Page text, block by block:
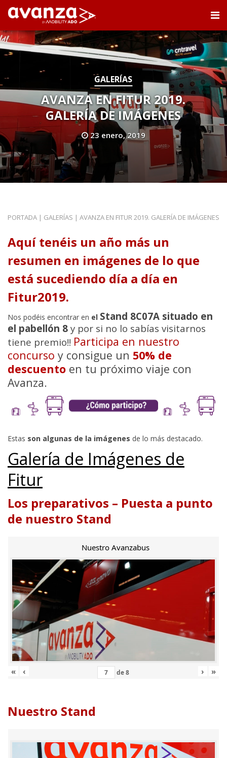
GALERÍAS
AVANZA EN FITUR 2019.
GALERÍA DE IMÁGENES
23 enero, 2019
PORTADA | GALERÍAS | AVANZA EN FITUR 2019. GALERÍA DE IMÁGENES
Aquí tenéis un año más un
resumen en imágenes de lo que
está sucediendo día a día en
Fitur2019.
Nos podéis encontrar en el Stand 8C07A situado en
el pabellón 8 y por si no lo sabías visitarnos
tiene premio!! Participa en nuestro
concurso y consigue un 50% de
descuento en tu próximo viaje con
Avanza.
Estas son algunas de la imágenes de lo más destacado.
Galería de Imágenes de
Fitur
Los preparativos – Puesta a punto
de nuestro Stand
Nuestro Avanzabus
« ‹ de8 › »
Nuestro Stand